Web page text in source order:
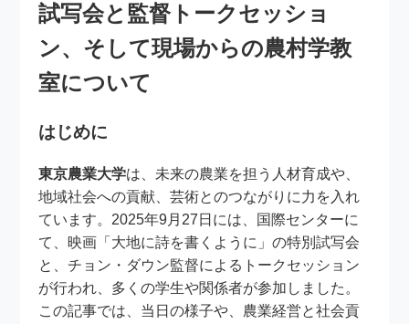
試写会と監督トークセッショ
ン、そして現場からの農村学教
室について
はじめに
東京農業大学は、未来の農業を担う人材育成や、
地域社会への貢献、芸術とのつながりに力を入れ
ています。2025年9月27日には、国際センターに
て、映画「大地に詩を書くように」の特別試写会
と、チョン・ダウン監督によるトークセッション
が行われ、多くの学生や関係者が参加しました。
この記事では、当日の様子や、農業経営と社会貢